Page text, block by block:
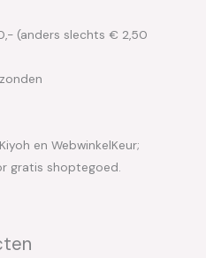
(anders slechts € 2,50
en WebwinkelKeur;
gratis shoptegoed.